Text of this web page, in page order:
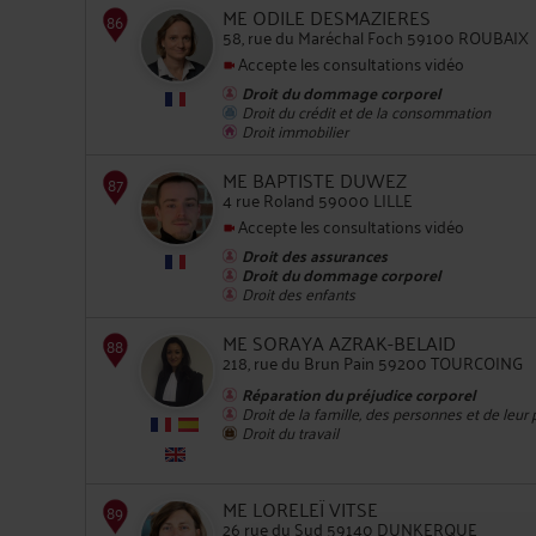
ME ODILE DESMAZIERES
58, rue du Maréchal Foch 59100 ROUBAIX
Accepte les consultations vidéo
Droit du dommage corporel
Droit du crédit et de la consommation
Droit immobilier
ME BAPTISTE DUWEZ
4 rue Roland 59000 LILLE
Accepte les consultations vidéo
Droit des assurances
Droit du dommage corporel
Droit des enfants
ME SORAYA AZRAK-BELAID
218, rue du Brun Pain 59200 TOURCOING
Réparation du préjudice corporel
Droit de la famille, des personnes et de
Droit du travail
ME LORELEÏ VITSE
26 rue du Sud 59140 DUNKERQUE